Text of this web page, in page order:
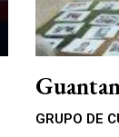
GRUPO DE